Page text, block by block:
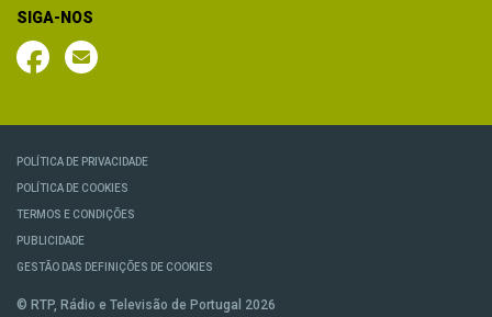
SIGA-NOS
POLÍTICA DE PRIVACIDADE
POLÍTICA DE COOKIES
TERMOS E CONDIÇÕES
PUBLICIDADE
GESTÃO DAS DEFINIÇÕES DE COOKIES
© RTP, Rádio e Televisão de Portugal 2026